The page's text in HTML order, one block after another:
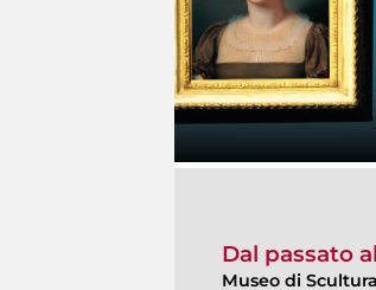
Dal passato
Museo di